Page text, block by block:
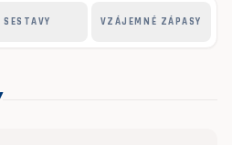
SESTAVY VZÁJEMNÉ ZÁPASY